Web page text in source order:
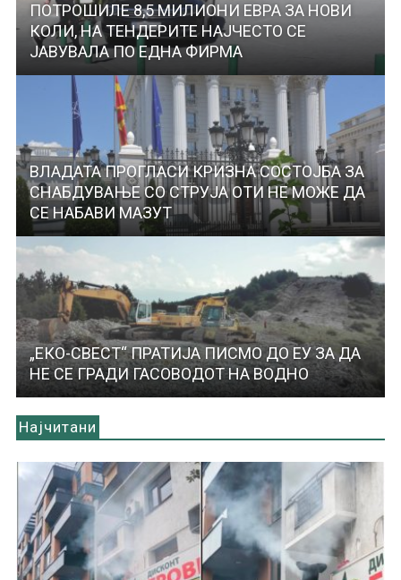
ПОТРОШИЛЕ 8,5 МИЛИОНИ ЕВРА ЗА НОВИ
КОЛИ, НА ТЕНДЕРИТЕ НАЈЧЕСТО СЕ
ЈАВУВАЛА ПО ЕДНА ФИРМА
ВЛАДАТА ПРОГЛАСИ КРИЗНА СОСТОЈБА ЗА
СНАБДУВАЊЕ СО СТРУЈА ОТИ НЕ МОЖЕ ДА
СЕ НАБАВИ МАЗУТ
„ЕКО-СВЕСТ“ ПРАТИЈА ПИСМО ДО ЕУ ЗА ДА
НЕ СЕ ГРАДИ ГАСОВОДОТ НА ВОДНО
Најчитани